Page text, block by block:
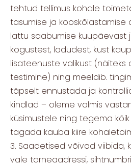
tehtud tellimus kohale
tasumise ja kooskõlastamise
lattu saabumise kuupäevast
kogustest, ladudest, kust
lisateenuste valikust (näiteks
testimine) ning meeldib.
täpselt ennustada ja
kindlad – oleme valmis
küsimustele ning tegema
tagada kauba kiire
3. Saadetised võivad viibida,
vale tarneaadressi,